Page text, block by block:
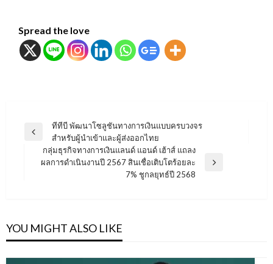
Spread the love
แนะแนว
เรื่อง
Previous
ทีทีบี พัฒนาโซลูชันทางการเงินแบบครบวงจร
สำหรับผู้นำเข้าและผู้ส่งออกไทย
Next
กลุ่มธุรกิจทางการเงินแลนด์ แอนด์ เฮ้าส์ แถลง
ผลการดำเนินงานปี 2567 สินเชื่อเติบโตร้อยละ
7% ชูกลยุทธ์ปี 2568
YOU MIGHT ALSO LIKE